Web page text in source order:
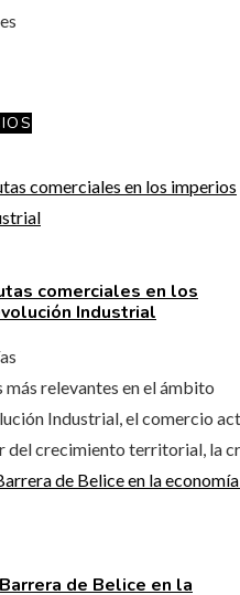
comerciales en los
Industrial
relevantes en el ámbito
Industrial, el comercio
crecimiento territorial, la
de Belice en la